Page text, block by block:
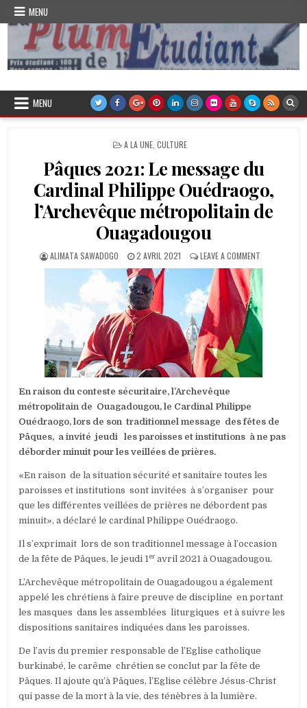
Skip
content
MENU
Plume de l'Etudiant
MENU
POSTED
A LA UNE CULTURE
Pâques 2021: Le message du
Cardinal Philippe Ouédraogo,
l’Archevêque métropolitain de
Ouagadougou
AUTHOR:
ALIMATA SAWADOGO
PUBLISHED
DATE:
2 AVRIL 2021 LEAVE A COMMENT
PÂQUES
DU
CARDINAL
En raison du conteste sécuritaire, l’Archevêque
métropolitain de Ouagadougou, le Cardinal Philippe
Ouédraogo, lors de son traditionnel message des fêtes de
Pâques, a invité jeudi les paroisses et institutions à ne pas
déborder minuit pour les veillées de prières.
«En raison de la situation sécurité et sanitaire toutes les
paroisses et institutions sont invitées à s’organiser pour
que les différentes veillées de prières ne débordent pas
minuit», a déclaré le cardinal Philippe Ouédraogo.
Il s’exprimait lors de son traditionnel message à l’occasion
de la fête de Pâques, le jeudi 1er avril 2021 à Ouagadougou.
L’Archevêque métropolitain de Ouagadougou a également
appelé les chrétiens à faire preuve de discipline en portant
les masques dans les assemblées liturgiques et à suivre les
dispositions sanitaires indiquées dans les paroisses.
De l’avis du premier responsable de l’Eglise catholique
burkinabé, le carême chrétien se conclut par la fête de
Pâques. Il ajoute qu’à Pâques, l’Eglise célèbre Jésus-Christ
qui passe de la mort à la vie, des ténèbres à la lumière.